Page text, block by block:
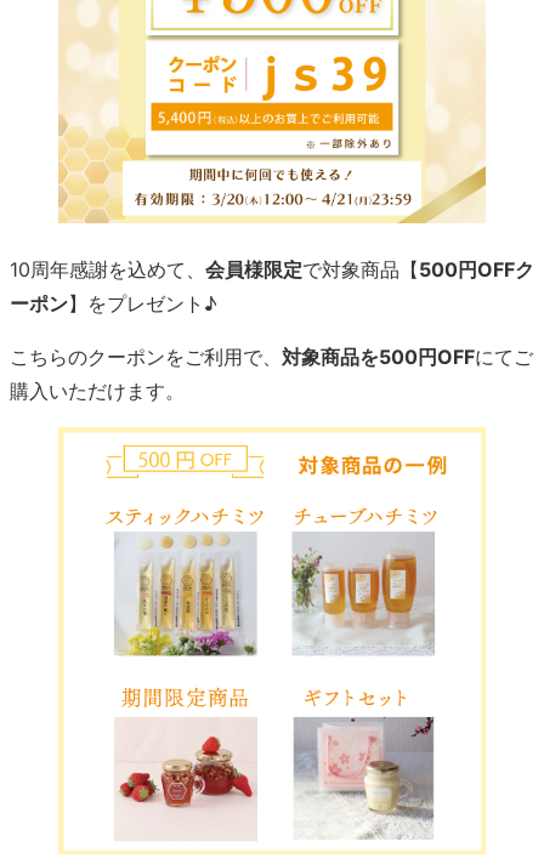
10周年感謝を込めて、 会員様限定で対象商品【500円OFFク
ーポン】をプレゼント♪
こちらのクーポンをご利用で、 対象商品を500円OFFにてご
購入いただけます。